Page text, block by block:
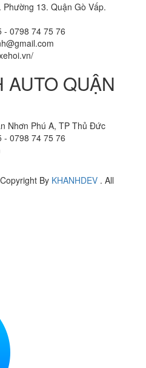
13. Quận Gò Vấp.
- 0798 74 75 76
AUTO QUẬN
Nhơn Phú A, TP Thủ Đức
- 0798 74 75 76
Copyright By KHANHDEV . All